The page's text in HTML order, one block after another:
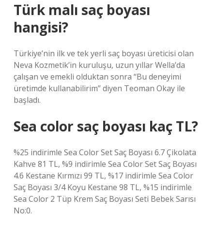
Türk malı saç boyası
hangisi?
Türkiye’nin ilk ve tek yerli saç boyası üreticisi olan
Neva Kozmetik’in kuruluşu, uzun yıllar Wella’da
çalışan ve emekli olduktan sonra “Bu deneyimi
üretimde kullanabilirim” diyen Teoman Okay ile
başladı.
Sea color saç boyası kaç TL?
%25 indirimle Sea Color Set Saç Boyası 6.7 Çikolata
Kahve 81 TL, %9 indirimle Sea Color Set Saç Boyası
4.6 Kestane Kırmızı 99 TL, %17 indirimle Sea Color
Saç Boyası 3/4 Koyu Kestane 98 TL, %15 indirimle
Sea Color 2 Tüp Krem Saç Boyası Seti Bebek Sarısı
No:0.